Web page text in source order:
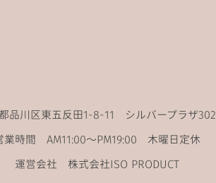
品川区東五反田1-8-11 シルバープラザ302
業時間 AM11:00〜PM19:00 木曜日定休
運営会社 株式会社ISO PRODUCT